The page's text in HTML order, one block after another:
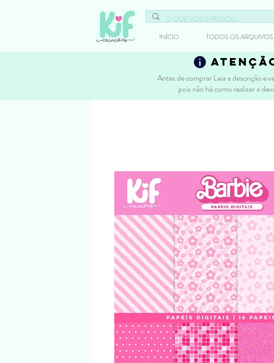
INÍCIO TODOS OS ARQUIVOS
Antes de comprar Leia a descrição e
pois não há como realizar a